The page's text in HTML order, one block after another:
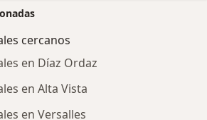
cercanos
en Díaz Ordaz
en Alta Vista
en Versalles